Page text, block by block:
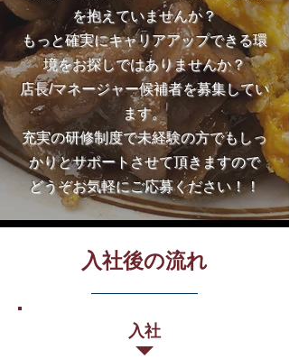
を抱えていませんか？
もっと確実にキャリアアップできる環
境をお探しではありませんか？
店長/マネージャー候補者を募集してい
ます。
充実の研修制度で未経験の方でもしっ
かりとサポートさせて頂きますので
どうぞお気軽にご応募ください！！
入社後の流れ
入社